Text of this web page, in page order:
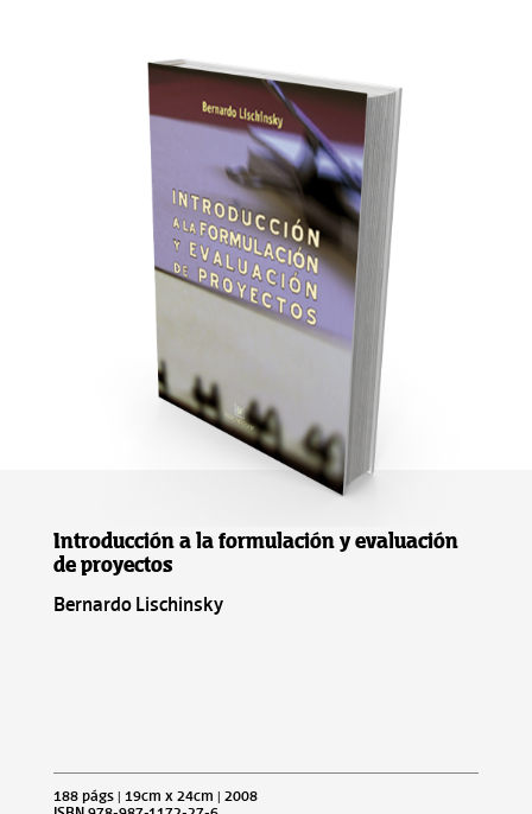
Introducción a la formulación y evaluación
de proyectos
Bernardo Lischinsky
188 págs | 19cm x 24cm | 2008